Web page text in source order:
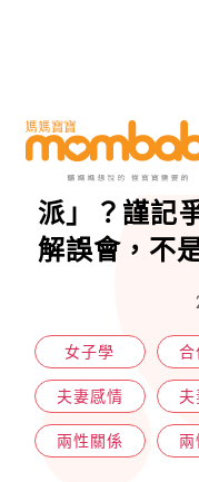
HOME 專欄 名
你是感情中
派」？謹記
解誤會，不
女子學 合
夫妻感情 夫
兩性關係 兩